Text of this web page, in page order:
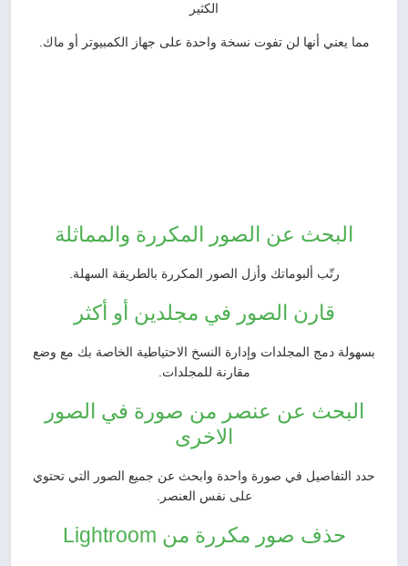
الكثير
مما يعني أنها لن تفوت نسخة واحدة على جهاز الكمبيوتر أو ماك.
البحث عن الصور المكررة والمماثلة
رتّب ألبوماتك وأزل الصور المكررة بالطريقة السهلة.
قارن الصور في مجلدين أو أكثر
بسهولة دمج المجلدات وإدارة النسخ الاحتياطية الخاصة بك مع وضع
مقارنة للمجلدات.
البحث عن عنصر من صورة في الصور
الاخرى
حدد التفاصيل في صورة واحدة وابحث عن جميع الصور التي تحتوي
على نفس العنصر.
حذف صور مكررة من Lightroom